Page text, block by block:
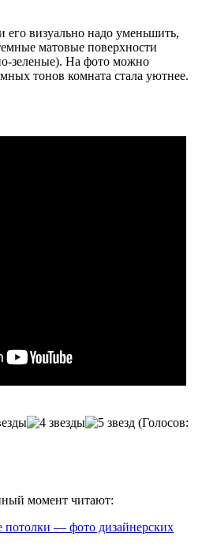
визуально надо уменьшить,
матовые поверхности
зеленые). На фото можно
тонов комната стала уютнее.
(Голосов:
момент читают: